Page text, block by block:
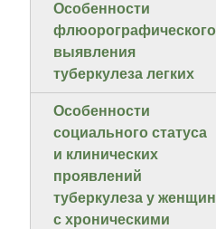
Особенности
флюорографического
выявления
туберкулеза легких
Особенности
социального статуса
и клинических
проявлений
туберкулеза у женщин
с хроническими